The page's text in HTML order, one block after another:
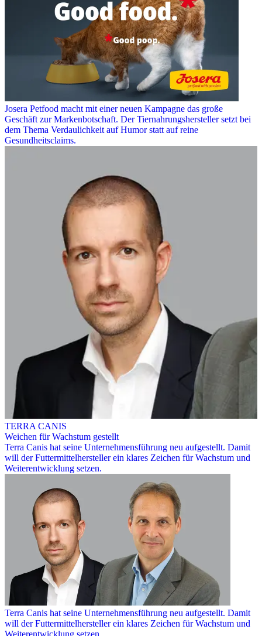
Josera Petfood macht mit einer neuen Kampagne das große
Geschäft zur Markenbotschaft. Der Tiernahrungshersteller setzt bei
dem Thema Verdaulichkeit auf Humor statt auf reine
Gesundheitsclaims.
TERRA CANIS
Weichen für Wachstum gestellt
Terra Canis hat seine Unternehmensführung neu aufgestellt. Damit
will der Futtermittelhersteller ein klares Zeichen für Wachstum und
Weiterentwicklung setzen.
Terra Canis hat seine Unternehmensführung neu aufgestellt. Damit
will der Futtermittelhersteller ein klares Zeichen für Wachstum und
Weiterentwicklung setzen.